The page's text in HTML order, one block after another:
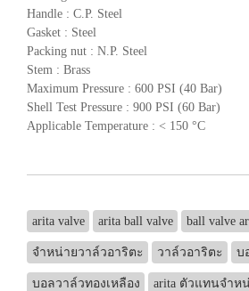
Handle : C.P. Steel
Gasket : Steel
Packing nut : N.P. Steel
Stem : Brass
Maximum Pressure : 600 PSI (40 Bar)
Shell Test Pressure : 900 PSI (60 Bar)
Applicable Temperature : < 150 °C
arita valve arita ball valve ball valve
จำหน่ายวาล์วอาริตะ วาล์วอาริตะ บ
บอลวาล์วทองเหลือง arita ตัวแทนจำห